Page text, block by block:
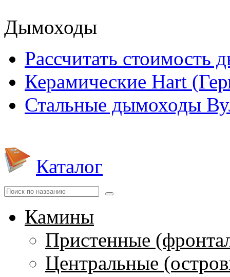
Дымоходы
Рассчитать стоимость
Керамические Hart
Стальные дымоходы
Каталог
Камины
Пристенные
Центральные